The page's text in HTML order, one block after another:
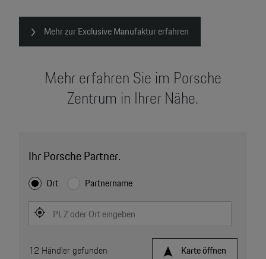
Mehr zur Exclusive Manufaktur erfahren
Mehr erfahren Sie im Porsche
Zentrum in Ihrer Nähe.
Ihr Porsche Partner.
Ort Partnername
PLZ oder Ort eingeben
Karte öffnen
12 Händler gefunden